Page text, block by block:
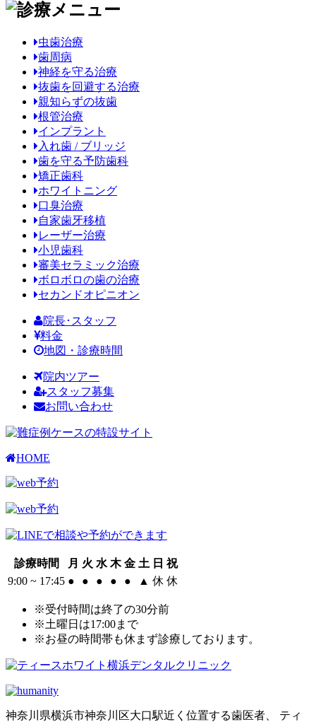
虫歯治療
歯周病
神経を守る治療
抜歯を回避する治療
親知らずの抜歯
根管治療
インプラント
入れ歯 / ブリッジ
歯を守る予防歯科
矯正歯科
ホワイトニング
口臭治療
自家歯牙移植
レーザー治療
小児歯科
審美セラミック治療
ボロボロの歯の治療
セカンドオピニオン
院長･スタッフ
料金
地図・診療時間
院内ツアー
スタッフ募集
お問い合わせ
HOME
診療時間 月 火 水 木 金 土 日 祝
9:00 ~ 17:45 ● ● ● ● ● ▲ 休 休
※受付時間は終了の30分前
※土曜日は17:00まで
※お昼の時間帯も休まず診療しております。
神奈川県横浜市神奈川区大口駅近く位置する歯医者、 ティ